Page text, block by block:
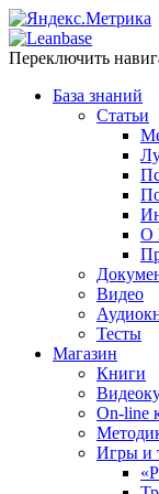
Переключить
База знаний
Статьи
O
Видео
Тесты
Магазин
Книги
On-line
Игры и